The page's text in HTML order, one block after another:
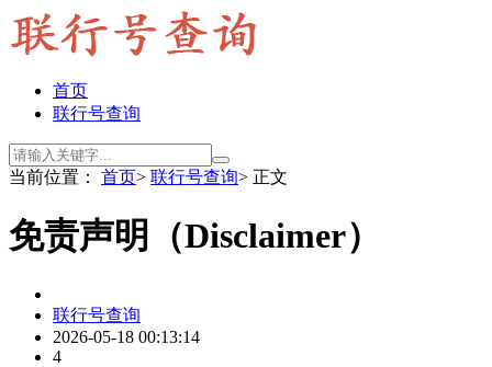
首页
联行号查询
当前位置： 首页> 联行号查询> 正文
免责声明（Disclaimer）
联行号查询
2026-05-18 00:13:14
4